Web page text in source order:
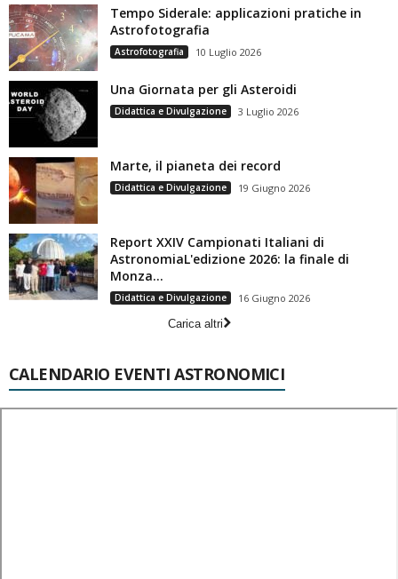
Tempo Siderale: applicazioni pratiche in
Astrofotografia
Astrofotografia 10 Luglio 2026
Una Giornata per gli Asteroidi
Didattica e Divulgazione 3 Luglio 2026
Marte, il pianeta dei record
Didattica e Divulgazione 19 Giugno 2026
Report XXIV Campionati Italiani di
AstronomiaL'edizione 2026: la finale di
Monza...
Didattica e Divulgazione
16 Giugno 2026
Carica altri
CALENDARIO EVENTI ASTRONOMICI